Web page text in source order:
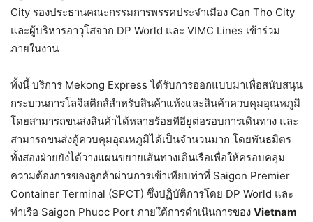
City รองประธานคณะกรรมการพรรคประจำเมือง Can Tho City
และผู้บริหารอาวุโสจาก DP World และ VIMC Lines เข้าร่วม
ภายในงาน
ทั้งนี้ บริการ Mekong Express ได้รับการออกแบบมาเพื่อสนับสนุน
กระบวนการโลจิสติกส์สำหรับสินค้าแห้งและสินค้าควบคุมอุณหภูมิ
โดยสามารถขนส่งสินค้าได้หลายร้อยทีอียูต่อรอบการเดินทาง และ
สามารถขนส่งตู้ควบคุมอุณหภูมิได้เป็นจำนวนมาก โดยพันธมิตร
ทั้งสองฝ่ายยังได้วางแผนขยายเส้นทางเดินเรือเพื่อให้ครอบคลุม
ความต้องการของลูกค้าผ่านการเข้าเทียบท่าที่ Saigon Premier
Container Terminal (SPCT) ซึ่งปฏิบัติการโดย DP World และ
ท่าเรือ Saigon Phuoc Port ภายใต้การดำเนินการของ Vietnam